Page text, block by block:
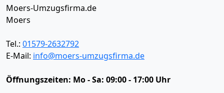
Moers-Umzugsfirma.de
Moers
Tel.: 01579-2632792
E-Mail: info@moers-umzugsfirma.de
Öffnungszeiten: Mo - Sa: 09:00 - 17:00 Uhr